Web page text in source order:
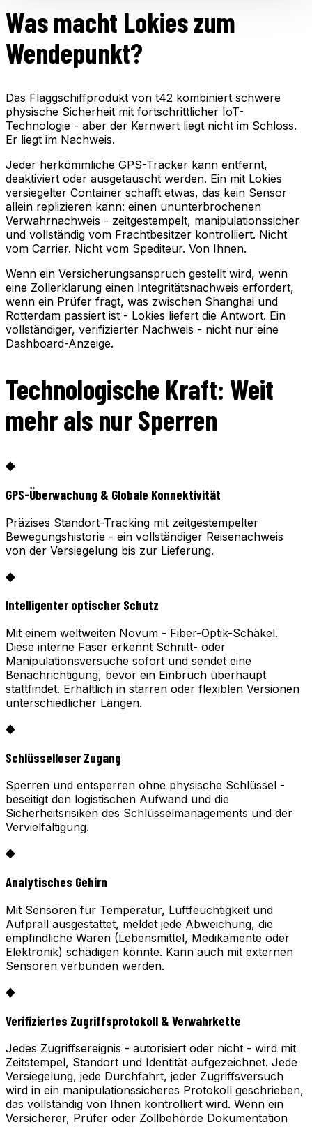
Was macht Lokies zum
Wendepunkt?
Das Flaggschiffprodukt von t42 kombiniert schwere
physische Sicherheit mit fortschrittlicher IoT-
Technologie - aber der Kernwert liegt nicht im Schloss.
Er liegt im Nachweis.
Jeder herkömmliche GPS-Tracker kann entfernt,
deaktiviert oder ausgetauscht werden. Ein mit Lokies
versiegelter Container schafft etwas, das kein Sensor
allein replizieren kann: einen ununterbrochenen
Verwahrnachweis - zeitgestempelt, manipulationssicher
und vollständig vom Frachtbesitzer kontrolliert. Nicht
vom Carrier. Nicht vom Spediteur. Von Ihnen.
Wenn ein Versicherungsanspruch gestellt wird, wenn
eine Zollerklärung einen Integritätsnachweis erfordert,
wenn ein Prüfer fragt, was zwischen Shanghai und
Rotterdam passiert ist - Lokies liefert die Antwort. Ein
vollständiger, verifizierter Nachweis - nicht nur eine
Dashboard-Anzeige.
Technologische Kraft: Weit
mehr als nur Sperren
◆
GPS-Überwachung & Globale Konnektivität
Präzises Standort-Tracking mit zeitgestempelter
Bewegungshistorie - ein vollständiger Reisenachweis
von der Versiegelung bis zur Lieferung.
◆
Intelligenter optischer Schutz
Mit einem weltweiten Novum - Fiber-Optik-Schäkel.
Diese interne Faser erkennt Schnitt- oder
Manipulationsversuche sofort und sendet eine
Benachrichtigung, bevor ein Einbruch überhaupt
stattfindet. Erhältlich in starren oder flexiblen Versionen
unterschiedlicher Längen.
◆
Schlüsselloser Zugang
Sperren und entsperren ohne physische Schlüssel -
beseitigt den logistischen Aufwand und die
Sicherheitsrisiken des Schlüsselmanagements und der
Vervielfältigung.
◆
Analytisches Gehirn
Mit Sensoren für Temperatur, Luftfeuchtigkeit und
Aufprall ausgestattet, meldet jede Abweichung, die
empfindliche Waren (Lebensmittel, Medikamente oder
Elektronik) schädigen könnte. Kann auch mit externen
Sensoren verbunden werden.
◆
Verifiziertes Zugriffsprotokoll & Verwahrkette
Jedes Zugriffsereignis - autorisiert oder nicht - wird mit
Zeitstempel, Standort und Identität aufgezeichnet. Jede
Versiegelung, jede Durchfahrt, jeder Zugriffsversuch
wird in ein manipulationssicheres Protokoll geschrieben,
das vollständig von Ihnen kontrolliert wird. Wenn ein
Versicherer, Prüfer oder Zollbehörde Dokumentation